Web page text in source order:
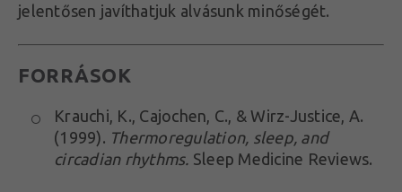
jelentősen javíthatjuk alvásunk minőségét.
FORRÁSOK
Krauchi, K., Cajochen, C., & Wirz-Justice, A.
(1999). Thermoregulation, sleep, and
circadian rhythms. Sleep Medicine Reviews.